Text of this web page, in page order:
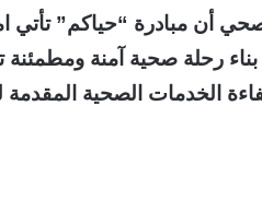
أن مبادرة “حياكم” تأتي
رحلة صحية آمنة
الخدمات الصحية